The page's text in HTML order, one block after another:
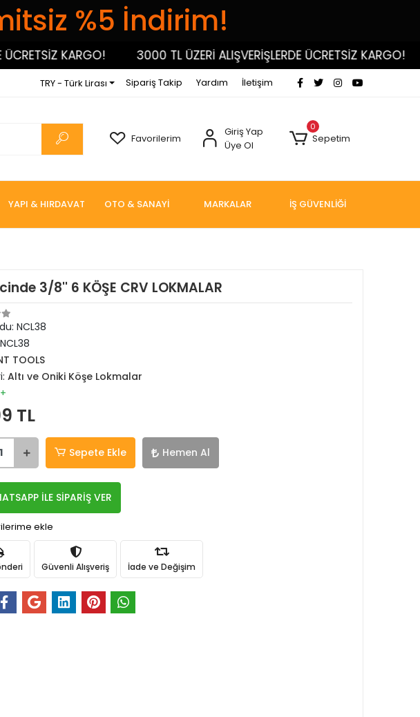
%5 İndirim!
KARGO! 3000 TL ÜZERİ ALIŞVERİŞLERDE ÜCRETSİZ KARGO!
TRY - Türk Lirası Sipariş Takip Yardım İletişim
Favorilerim
Giriş Yap
Üye Ol
0
Sepetim
YAPI & HIRDAVAT OTO & SANAYİ MARKALAR İŞ GÜVENLİĞİ
3/8'' 6 KÖŞE CRV LOKMALAR
NCL38
NCL38
TOOLS
Altı ve Oniki Köşe Lokmalar
TL
Sepete Ekle Hemen Al
İLE SİPARİŞ VER
ekle
Güvenli Alışveriş İade ve Değişim